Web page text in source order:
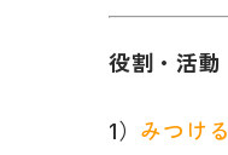
役割・活動
1） みつける